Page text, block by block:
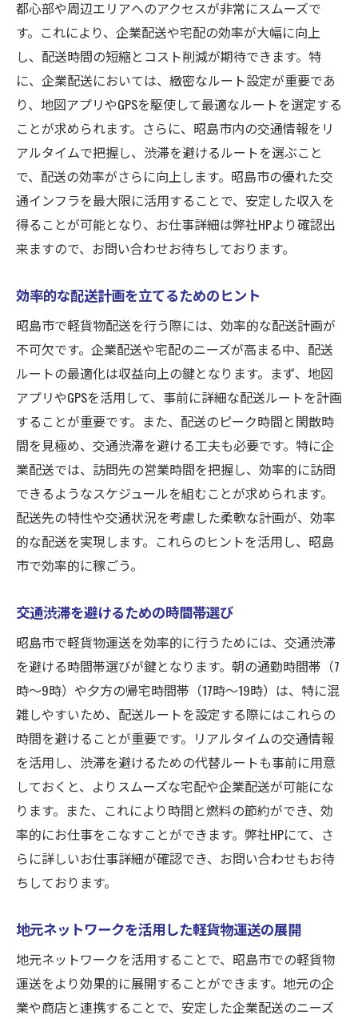
都心部や周辺エリアへのアクセスが非常にスムーズで
す。これにより、企業配送や宅配の効率が大幅に向上
し、配送時間の短縮とコスト削減が期待できます。特
に、企業配送においては、緻密なルート設定が重要であ
り、地図アプリやGPSを駆使して最適なルートを選定する
ことが求められます。さらに、昭島市内の交通情報をリ
アルタイムで把握し、渋滞を避けるルートを選ぶこと
で、配送の効率がさらに向上します。昭島市の優れた交
通インフラを最大限に活用することで、安定した収入を
得ることが可能となり、お仕事詳細は弊社HPより確認出
来ますので、お問い合わせお待ちしております。
効率的な配送計画を立てるためのヒント
昭島市で軽貨物配送を行う際には、効率的な配送計画が
不可欠です。企業配送や宅配のニーズが高まる中、配送
ルートの最適化は収益向上の鍵となります。まず、地図
アプリやGPSを活用して、事前に詳細な配送ルートを計画
することが重要です。また、配送のピーク時間と閑散時
間を見極め、交通渋滞を避ける工夫も必要です。特に企
業配送では、訪問先の営業時間を把握し、効率的に訪問
できるようなスケジュールを組むことが求められます。
配送先の特性や交通状況を考慮した柔軟な計画が、効率
的な配送を実現します。これらのヒントを活用し、昭島
市で効率的に稼ごう。
交通渋滞を避けるための時間帯選び
昭島市で軽貨物運送を効率的に行うためには、交通渋滞
を避ける時間帯選びが鍵となります。朝の通勤時間帯（7
時〜9時）や夕方の帰宅時間帯（17時〜19時）は、特に混
雑しやすいため、配送ルートを設定する際にはこれらの
時間を避けることが重要です。リアルタイムの交通情報
を活用し、渋滞を避けるための代替ルートも事前に用意
しておくと、よりスムーズな宅配や企業配送が可能にな
ります。また、これにより時間と燃料の節約ができ、効
率的にお仕事をこなすことができます。弊社HPにて、さ
らに詳しいお仕事詳細が確認でき、お問い合わせもお待
ちしております。
地元ネットワークを活用した軽貨物運送の展開
地元ネットワークを活用することで、昭島市での軽貨物
運送をより効果的に展開することができます。地元の企
業や商店と連携することで、安定した企業配送のニーズ